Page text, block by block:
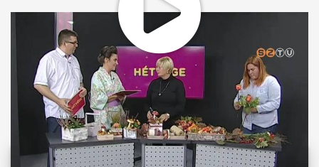
MEGOSZTÁS
Videóink megtekinthetőek